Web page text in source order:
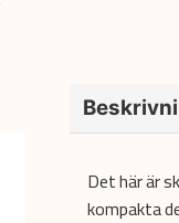
Det här är
kompakta